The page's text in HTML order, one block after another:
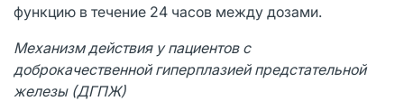
функцию в течение 24 часов между дозами.
Механизм действия у пациентов с
доброкачественной гиперплазией предстательной
железы (ДГПЖ)